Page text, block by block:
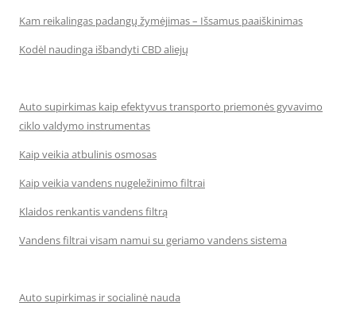
Kam reikalingas padangų žymėjimas – Išsamus paaiškinimas
Kodėl naudinga išbandyti CBD aliejų
Auto supirkimas kaip efektyvus transporto priemonės gyvavimo
ciklo valdymo instrumentas
Kaip veikia atbulinis osmosas
Kaip veikia vandens nugeležinimo filtrai
Klaidos renkantis vandens filtrą
Vandens filtrai visam namui su geriamo vandens sistema
Auto supirkimas ir socialinė nauda